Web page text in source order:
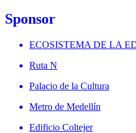
Sponsor
ECOSISTEMA DE LA
Ruta N
Palacio de la Cultura
Metro de Medellín
Edificio Coltejer